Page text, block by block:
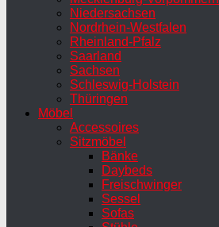
Niedersachsen
Nordrhein-Westfalen
Rheinland-Pfalz
Saarland
Sachsen
Schleswig-Holstein
Thüringen
Möbel
Accessoires
Sitzmöbel
Bänke
Daybeds
Freischwinger
Sessel
Sofas